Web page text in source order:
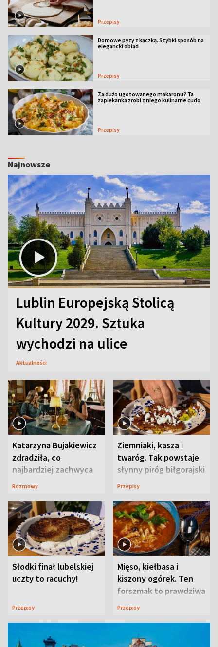
Przepisy
Domowe pyzy z kaczką. Szybki sposób na
elegancki obiad
Przepisy
Za dużo ugotowanego makaronu? Ta
zapiekanka zrobi z niego kulinarne cudo
Przepisy
Najnowsze
Lublin Europejską Stolicą
Kultury 2029. Sztuka
wychodzi na ulice
Aktualności
Katarzyna Bujakiewicz
zdradziła, co
najbardziej zachwyca
ją w Lublinie
Rozmowy
Ziemniaki, kasza i
twaróg. Tak powstaje
słynny piróg biłgorajski
Przepisy
Słodki finał lubelskiej
uczty to racuchy!
Przepisy
Mięso, kiełbasa i
kiszony ogórek. Ten
forszmak to prawdziwa
uczta
Przepisy